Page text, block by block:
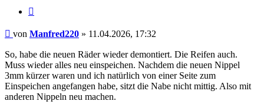
Beitrag
von Manfred220 » 11.04.2026, 17:32
So, habe die neuen Räder wieder demontiert. Die Reifen auch.
Muss wieder alles neu einspeichen. Nachdem die neuen Nippel
3mm kürzer waren und ich natürlich von einer Seite zum
Einspeichen angefangen habe, sitzt die Nabe nicht mittig. Also mit
anderen Nippeln neu machen.